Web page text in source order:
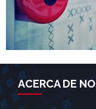
ACERCA DE